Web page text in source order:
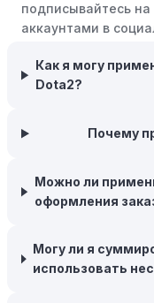
Бросьте корзину:
два. В некоторых
вероятность того,
время
предлагают
складские
продаже.
подписывайтесь на
аккаунтами в
Как я могу
Dota2?
Почему
Можно ли
оформления
Могу ли я
использовать